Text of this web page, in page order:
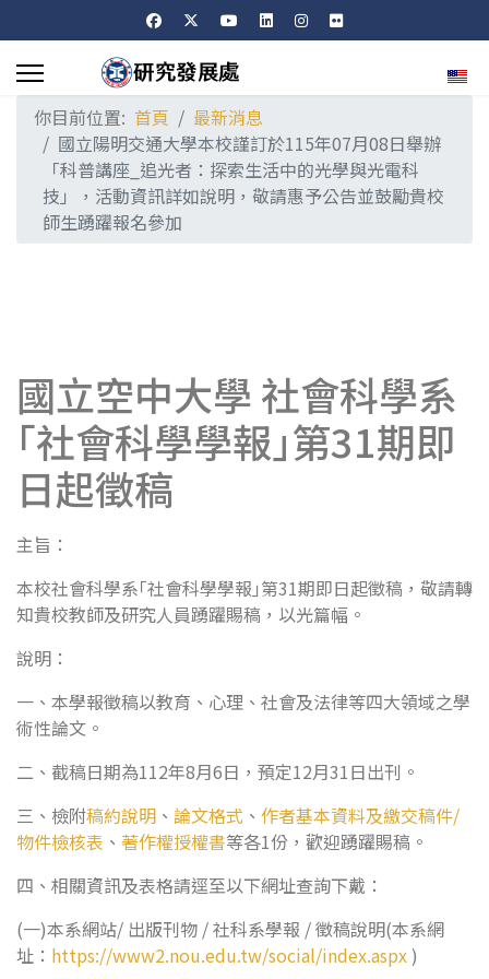
選擇
你目前位置: 首頁
最新消息
國立陽明交通大學本校謹訂於115年07月08日舉辦
「科普講座_追光者：探索生活中的光學與光電科
技」，活動資訊詳如說明，敬請惠予公告並鼓勵貴校
師生踴躍報名參加
國立空中大學 社會科學系
｢社會科學學報｣第31期即
日起徵稿
主旨：
本校社會科學系｢社會科學學報｣第31期即日起徵稿，敬請轉
知貴校教師及研究人員踴躍賜稿，以光篇幅。
說明：
一、本學報徵稿以教育、心理、社會及法律等四大領域之學
術性論文。
二、截稿日期為112年8月6日，預定12月31日出刊。
三、檢附稿約說明 、 論文格式 、 作者基本資料及繳交稿件/
物件檢核表 、 著作權授權書等各1份，歡迎踴躍賜稿。
四、相關資訊及表格請逕至以下網址查詢下戴：
(一)本系網站/ 出版刊物 / 社科系學報 / 徵稿說明(本系網
址： https://www2.nou.edu.tw/social/index.aspx)